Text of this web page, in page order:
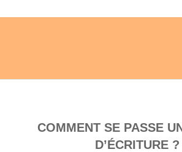
COMMENT SE PASSE
D’ÉCRITURE ?